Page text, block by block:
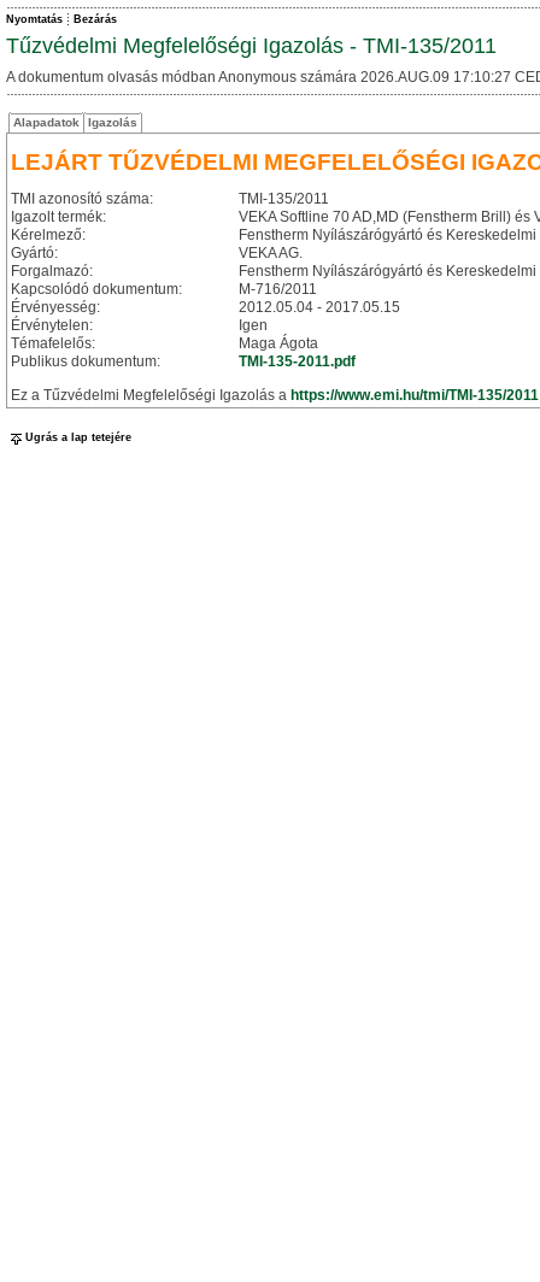
Nyomtatás Bezárás
Tűzvédelmi Megfelelőségi Igazolás - TMI-135/2011
A dokumentum olvasás módban Anonymous számára 2026.AUG.09 17:10:27
Alapadatok Igazolás
LEJÁRT TŰZVÉDELMI MEGFELELŐSÉGI
TMI azonosító száma:
TMI-135/2011
Igazolt termék:
VEKA Softline 70 AD,MD (Fenstherm Brill)
Kérelmező:
Fenstherm Nyílászárógyártó és Kereskedelmi
Gyártó:
VEKA AG.
Forgalmazó:
Fenstherm Nyílászárógyártó és Kereskedelmi
Kapcsolódó dokumentum:
M-716/2011
Érvényesség:
2012.05.04 - 2017.05.15
Érvénytelen:
Igen
Témafelelős:
Maga Ágota
Publikus dokumentum:
TMI-135-2011.pdf
Ez a Tűzvédelmi Megfelelőségi Igazolás a https://www.emi.hu/tmi/TMI-135/2011
Ugrás a lap tetejére